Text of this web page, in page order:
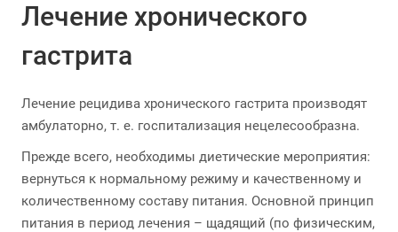
Лечение хронического
гастрита
Лечение рецидива хронического гастрита производят
амбулаторно, т. е. госпитализация нецелесообразна.
Прежде всего, необходимы диетические мероприятия:
вернуться к нормальному режиму и качественному и
количественному составу питания. Основной принцип
питания в период лечения – щадящий (по физическим,